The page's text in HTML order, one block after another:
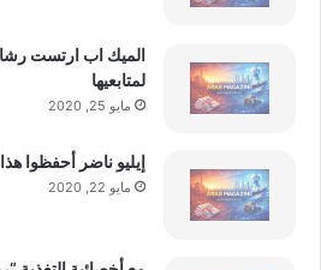
الميك اب ارتست رشا
لمتابعيها
مايو 25, 2020
إيليو ناضر أحفظوا
مايو 22, 2020